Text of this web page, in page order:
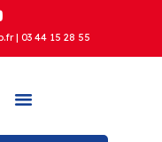
| 03 44 15 28 55